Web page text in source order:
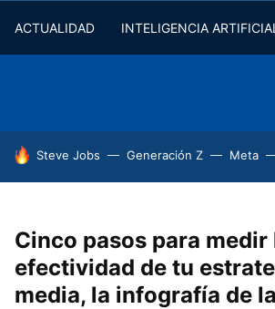
ACTUALIDAD INTELIGENCIA ARTIFICIAL
HOY SE HABLA DE
Steve Jobs Generación Z Meta
Cinco pasos para medir
efectividad de tu
media, la infografía de